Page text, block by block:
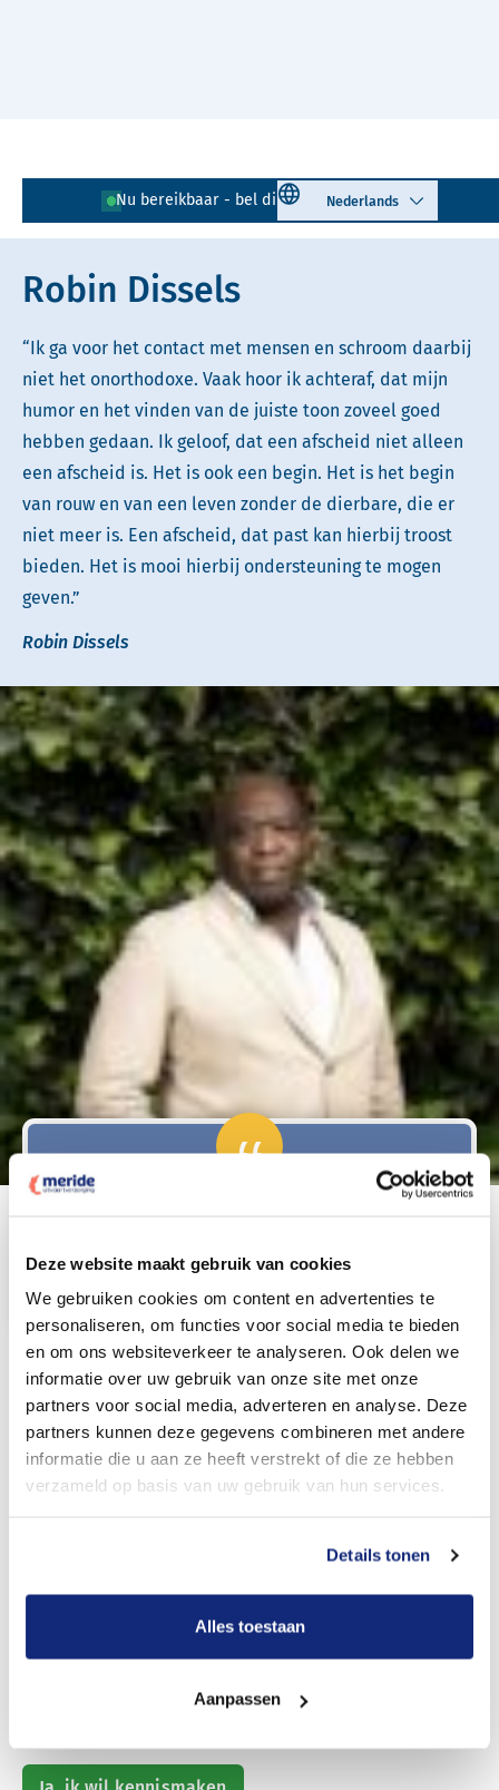
Deze website maakt gebruik van cookies
We gebruiken cookies om content en advertenties te
personaliseren, om functies voor social media te bieden
en om ons websiteverkeer te analyseren. Ook delen we
informatie over uw gebruik van onze site met onze
partners voor social media, adverteren en analyse. Deze
partners kunnen deze gegevens combineren met andere
informatie die u aan ze heeft verstrekt of die ze hebben
verzameld op basis van uw gebruik van hun services.
Details tonen
Alles toestaan
Aanpassen
Nu bereikbaar - bel direct! 085 - 401 81 23
Select language
Lees voor Uitleg woorden
Simpele tekst
Robin Dissels
“Ik ga voor het contact met mensen en schroom daarbij
niet het onorthodoxe. Vaak hoor ik achteraf, dat mijn
humor en het vinden van de juiste toon zoveel goed
hebben gedaan. Ik geloof, dat een afscheid niet alleen
een afscheid is. Het is ook een begin. Het is het begin
van rouw en van een leven zonder de dierbare, die er
niet meer is. Een afscheid, dat past kan hierbij troost
bieden. Het is mooi hierbij ondersteuning te mogen
geven.”
Robin Dissels
Onze uitvaartverzorgers, uw
geruststelling
Vakmensen die u met hart en ziel bijstaan - dat zijn
onze uitvaartverzorgers bij u in de regio. U vindt bij hen
vrijblijvend gesprek met de uitvaartverzorger bij u in de
In dat gesprek kijkt u samen alvast naar uw uitvaart of
aan bod; van de gevolgen van een overlijden tot hoe u